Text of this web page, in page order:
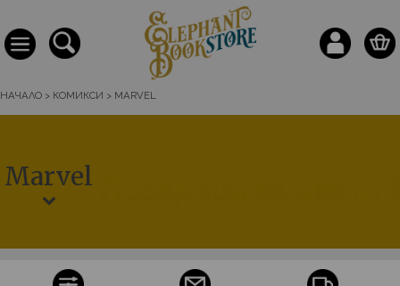
НАЧАЛО > КОМИКСИ > MARVEL
Marvel